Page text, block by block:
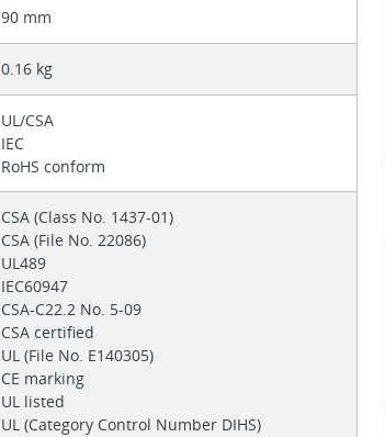
90 mm
0.16 kg
UL/CSA
IEC
RoHS conform
CSA (Class No. 1437-01)
CSA (File No. 22086)
UL489
IEC60947
CSA-C22.2 No. 5-09
CSA certified
UL (File No. E140305)
CE marking
UL listed
UL (Category Control Number DIHS)